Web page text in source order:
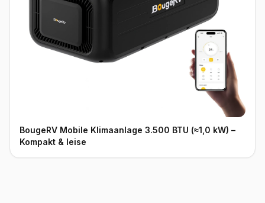
BougeRV Mobile Klimaanlage 3.500 BTU (≈1,0 kW) –
Kompakt & leise